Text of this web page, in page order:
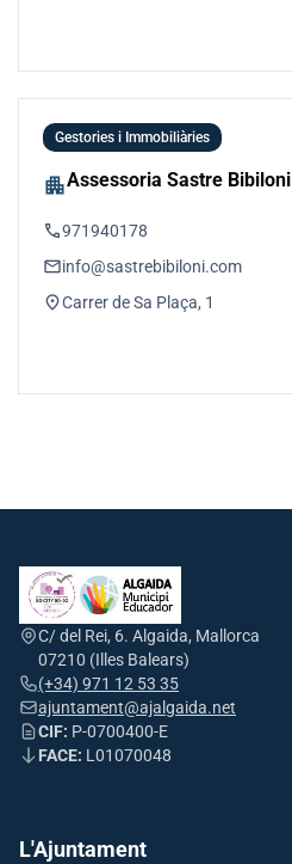
Gestories i Immobiliàries
apartmentAssessoria Sastre Bibiloni
phone971940178
emailinfo@sastrebibiloni.com
location_onCarrer de Sa Plaça, 1
C/ del Rei, 6. Algaida, Mallorca
07210 (Illes Balears)
(+34) 971 12 53 35
ajuntament@ajalgaida.net
CIF: P-0700400-E
FACE: L01070048
L'Ajuntament